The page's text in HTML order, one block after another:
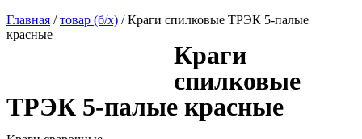
Главная /товар (б/х) / Краги спилковые ТРЭК 5-палые
красные
Краги
спилковые
ТРЭК 5-палые красные